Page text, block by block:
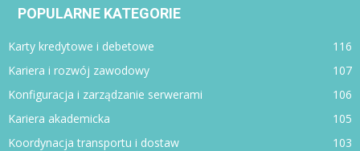
POPULARNE KATEGORIE
Karty kredytowe i debetowe
116
Kariera i rozwój zawodowy
107
Konfiguracja i zarządzanie serwerami
106
Kariera akademicka
105
Koordynacja transportu i dostaw
103